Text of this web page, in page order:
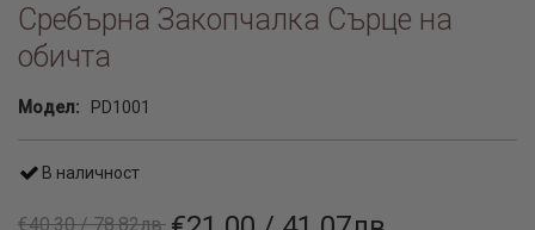
Сребърна Закопчалка Сърце на
обичта
Модел: PD1001
В наличност
€40.30 / 78.82лв.